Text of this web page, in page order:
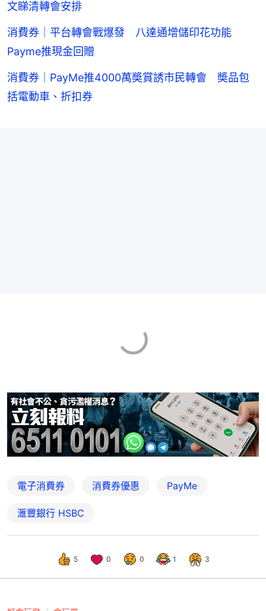
文睇清轉會安排
消費券｜平台轉會戰爆發 八達通增儲印花功能
Payme推現金回贈
消費券｜PayMe推4000萬奬賞誘市民轉會 奬品包
括電動車、折扣券
電子消費券 消費券優惠 PayMe
滙豐銀行 HSBC
5 0 0 1 3